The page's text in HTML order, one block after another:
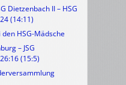
Dietzenbach II – HSG
(14:11)
HSG-Mädsche
– JSG
(15:5)